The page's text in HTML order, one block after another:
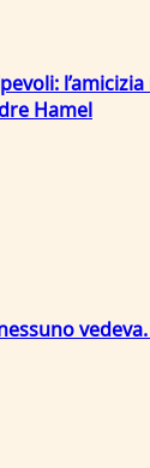
Hamel